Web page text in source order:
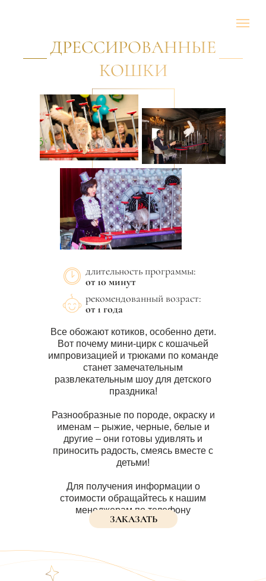
ДРЕССИРОВАННЫЕ
КОШКИ
Все обожают котиков, особенно дети.
Вот почему мини-цирк с кошачьей
импровизацией и трюками по команде
станет замечательным
развлекательным шоу для детского
праздника!
Разнообразные по породе, окраску и
именам – рыжие, черные, белые и
другие – они готовы удивлять и
приносить радость, смеясь вместе с
детьми!
Для получения информации о
стоимости обращайтесь к нашим
менеджерам по телефону
+7 (915) 431-32-34.
ЗАКАЗАТЬ
от 10 минут
длительность программы:
рекомендованный возраст:
от 1 года